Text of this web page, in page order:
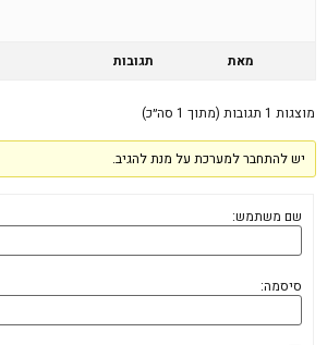
מאת תגובות
מוצגות 1 תגובות (מתוך 1 סה״כ)
יש להתחבר למערכת על מנת להגיב.
שם משתמש:
סיסמה: